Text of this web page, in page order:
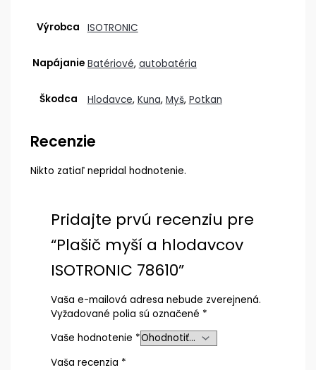
Výrobca ISOTRONIC
Napájanie Batériové, autobatéria
Škodca Hlodavce, Kuna, Myš, Potkan
Recenzie
Nikto zatiaľ nepridal hodnotenie.
Pridajte prvú recenziu pre
“Plašič myší a hlodavcov
ISOTRONIC 78610”
Vaša e-mailová adresa nebude zverejnená.
Vyžadované polia sú označené *
Vaše hodnotenie *
Vaša recenzia *